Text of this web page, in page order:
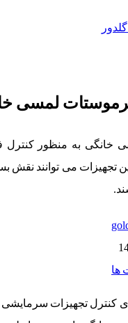
ترموستات لمسی
خانگی به منظور کنترل
تجهیزات می توانند
ها
کنترل تجهیزات سرمایشی